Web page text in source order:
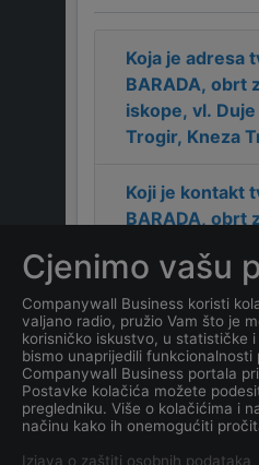
Koja je adresa
BARADA, obrt
iskope, vl. Duje
Trogir, Kneza
Koji je kontakt
BARADA, obrt
Trogir, Kneza
Koji je datum
tvrtke
prijevoz i
Barada, Trogir,
Trpimira 299?
Cjenimo vašu
Companywall Business koristi
valjano radio, pružio Vam što je
korisničko iskustvo, u statističke
bismo unaprijedili funkcionalnosti
Companywall Business portala
Postavke kolačića možete
pregledniku. Više o kolačićima i
načinu kako ih onemogućiti
Izjava o zaštiti osobnih podataka